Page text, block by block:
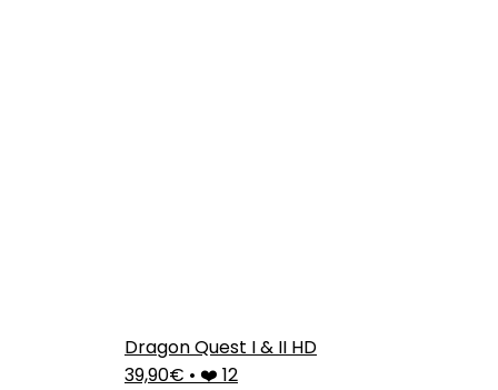
Dragon Quest I & II HD
39,90€ • ❤️ 12